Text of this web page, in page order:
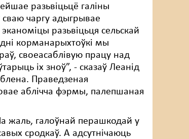
разьвіцьцё галіны
сваю чаргу адыгрывае
разьвіцьця сельскай
корманарыхтоўкі мы
своеасаблівую працу над
іх зноў”, - сказаў Леанід
Праведзеная
аблічча фэрмы, палепшаная
жаль, галоўнай перашкодай у
сродкаў. А адсутнічаюць